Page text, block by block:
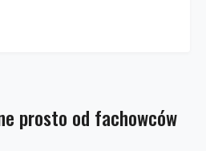
prosto od fachowców